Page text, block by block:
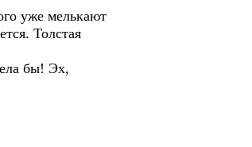
уже мелькают
Толстая
бы! Эх,